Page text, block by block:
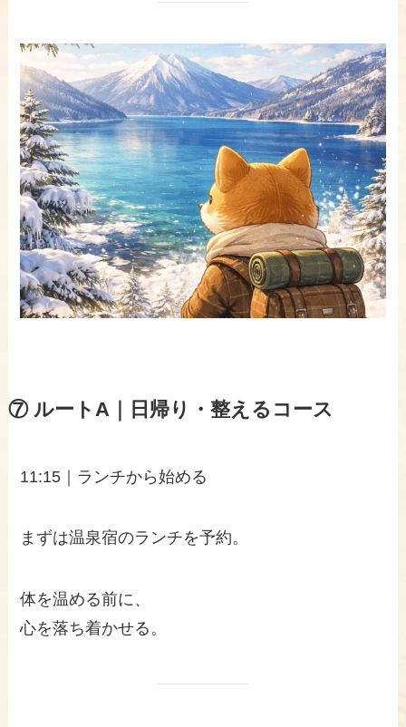
⑦ ルートA｜日帰り・整えるコース
11:15｜ランチから始める
まずは温泉宿のランチを予約。
体を温める前に、
心を落ち着かせる。